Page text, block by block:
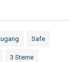
Safe
3 Sterne